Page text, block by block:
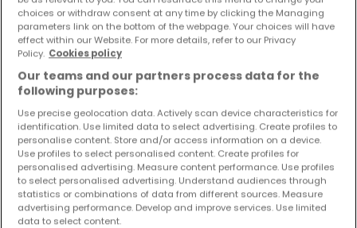
choices or withdraw consent at any time by clicking the Managing
parameters link on the bottom of the webpage. Your choices will have
effect within our Website. For more details, refer to our Privacy
Policy. Cookies policy
Our teams and our partners process data for the
following purposes:
Use precise geolocation data. Actively scan device characteristics for
identification. Use limited data to select advertising. Create profiles to
personalise content. Store and/or access information on a device.
Use profiles to select personalised content. Create profiles for
personalised advertising. Measure content performance. Use profiles
to select personalised advertising. Understand audiences through
statistics or combinations of data from different sources. Measure
advertising performance. Develop and improve services. Use limited
data to select content.